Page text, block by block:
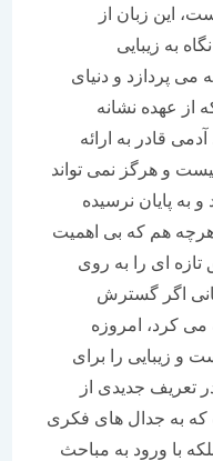
زبان از
و دنیای
نشانه
به ارائه
هرگز نمی تواند
نرسیده
که بی اهمیت
ای را به روی
گسترش
امروزه
را برای
جدیدی از
جدال های فکری
ورود به مباحث